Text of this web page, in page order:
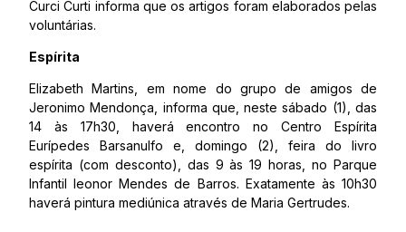
Curci Curti informa que os artigos foram elaborados pelas
voluntárias.
Espírita
Elizabeth Martins, em nome do grupo de amigos de
Jeronimo Mendonça, informa que, neste sábado (1), das
14 às 17h30, haverá encontro no Centro Espírita
Eurípedes Barsanulfo e, domingo (2), feira do livro
espírita (com desconto), das 9 às 19 horas, no Parque
Infantil leonor Mendes de Barros. Exatamente às 10h30
haverá pintura mediúnica através de Maria Gertrudes.